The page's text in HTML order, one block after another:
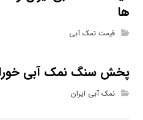
ها
قیمت نمک آبی
پخش سنگ نمک آبی
نمک آبی ایران